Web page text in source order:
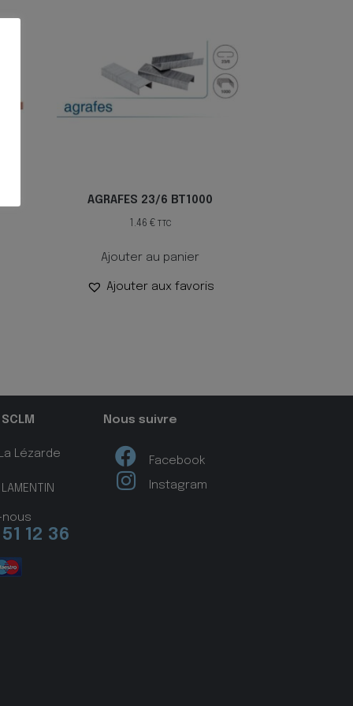
AGRAFES 23/6 BT1000
1.46 € TTC
Ajouter au panier
Ajouter aux favoris
Lézarde
12 36
Nous suivre
Facebook
Instagram